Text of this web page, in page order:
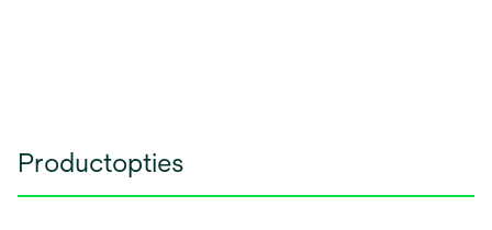
Productopties